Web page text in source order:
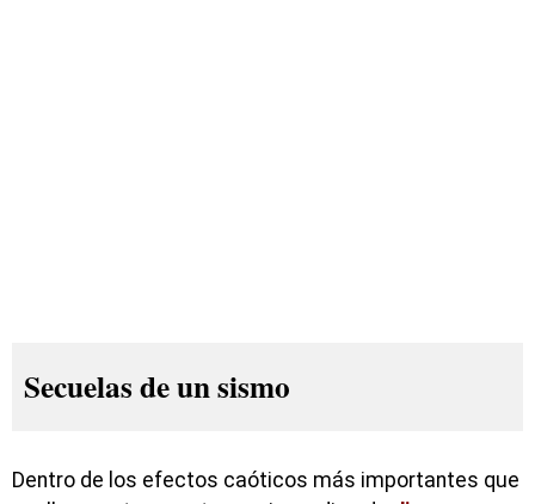
Secuelas de un sismo
Dentro de los efectos caóticos más importantes que